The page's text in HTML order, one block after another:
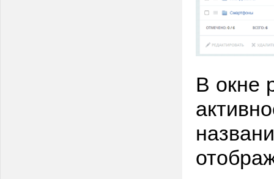
В окне